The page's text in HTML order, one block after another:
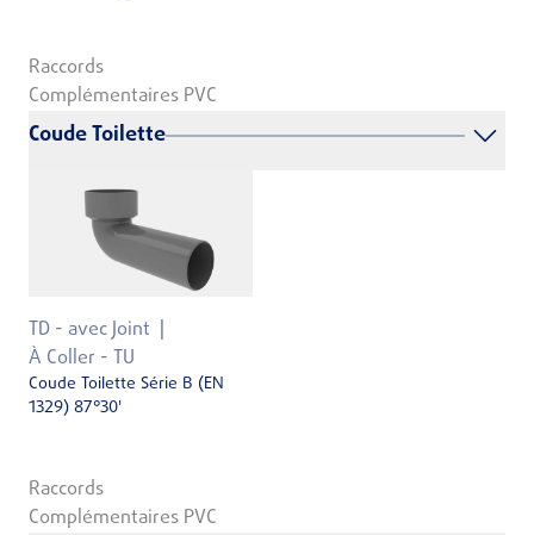
Raccords
Complémentaires PVC
Coude Toilette
TD - avec Joint
À Coller - TU
Coude Toilette Série B (EN
1329) 87°30'
Raccords
Complémentaires PVC